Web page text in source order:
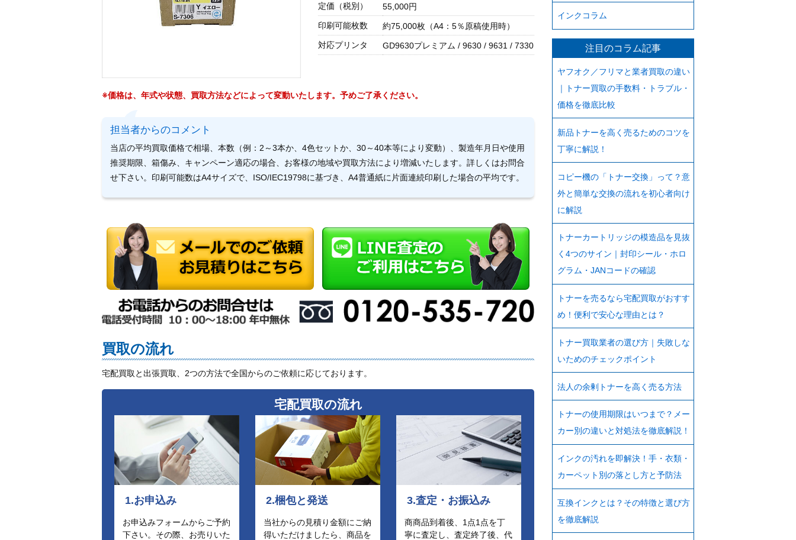
定価（税別）
55,000円
印刷可能枚数
約75,000枚（A4：5％原稿使用時）
対応プリンタ
GD9630プレミアム / 9630 / 9631 / 7330
※価格は、年式や状態、買取方法などによって変動いたします。予めご了承ください。
担当者からのコメント
当店の平均買取価格で相場、本数（例：2～3本か、4色セットか、30～40本等により変動）、製造年月日や使用
推奨期限、箱傷み、キャンペーン適応の場合、お客様の地域や買取方法により増減いたします。詳しくはお問合
せ下さい。印刷可能数はA4サイズで、ISO/IEC19798に基づき、A4普通紙に片面連続印刷した場合の平均です。
買取の流れ
宅配買取と出張買取、2つの方法で全国からのご依頼に応じております。
宅配買取の流れ
1.お申込み
お申込みフォームからご予約
下さい。その際、お売りいた
2.梱包と発送
当社からの見積り金額にご納
得いただけましたら、商品を
3.査定・お振込み
商商品到着後、1点1点を丁
寧に査定し、査定終了後、代
インクコラム
注目のコラム記事
ヤフオク／フリマと業者買取の違い
｜トナー買取の手数料・トラブル・
価格を徹底比較
新品トナーを高く売るためのコツを
丁寧に解説！
コピー機の「トナー交換」って？意
外と簡単な交換の流れを初心者向け
に解説
トナーカートリッジの模造品を見抜
く4つのサイン｜封印シール・ホロ
グラム・JANコードの確認
トナーを売るなら宅配買取がおすす
め！便利で安心な理由とは？
トナー買取業者の選び方｜失敗しな
いためのチェックポイント
法人の余剰トナーを高く売る方法
トナーの使用期限はいつまで？メー
カー別の違いと対処法を徹底解説！
インクの汚れを即解決！手・衣類・
カーペット別の落とし方と予防法
互換インクとは？その特徴と選び方
を徹底解説